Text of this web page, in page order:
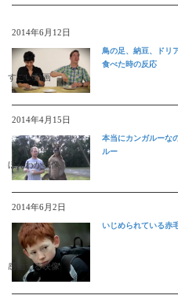
2014年6月12日
すごい動画
鳥の足、納豆、ドリ
食べた時の反応
2014年4月15日
ほんわか映像
本当にカンガルーな
ルー
2014年6月2日
感動する映像
いじめられている赤